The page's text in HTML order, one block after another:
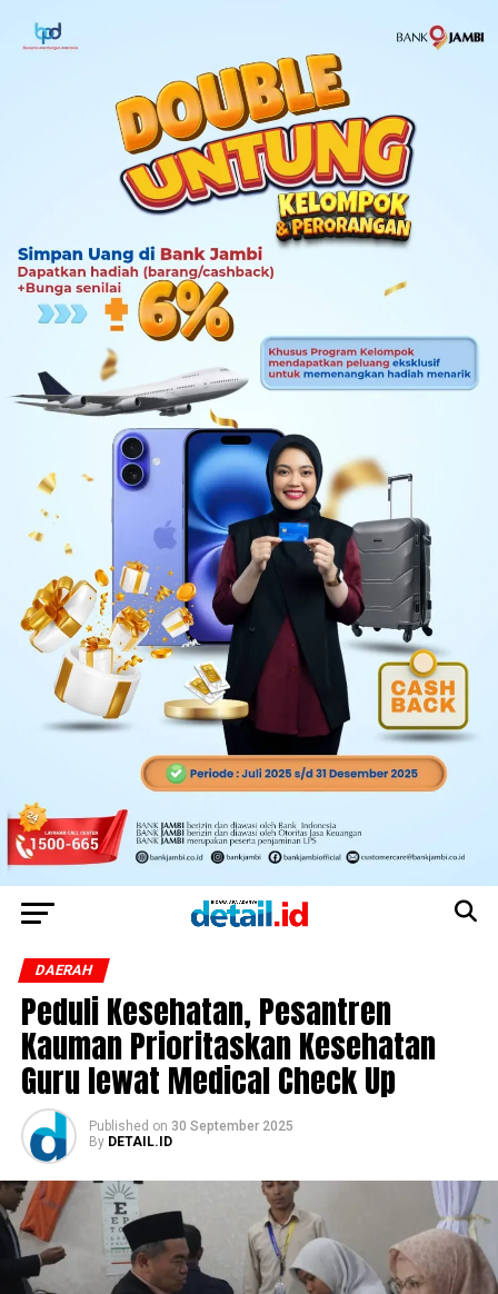
DAERAH
Peduli Kesehatan, Pesantren
Kauman Prioritaskan Kesehatan
Guru lewat Medical Check Up
Published on 30 September 2025
By DETAIL.ID